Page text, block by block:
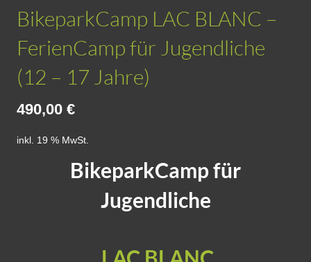
BikeparkCamp LAC BLANC –
FerienCamp für Jugendliche
(12 – 17 Jahre)
490,00 €
inkl. 19 % MwSt.
BikeparkCamp für
Jugendliche
LAC BLANC